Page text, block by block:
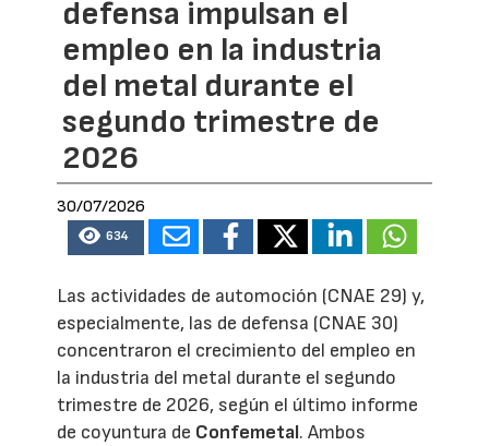
defensa impulsan el
empleo en la industria
del metal durante el
segundo trimestre de
2026
30/07/2026
634
Las actividades de automoción (CNAE 29) y,
especialmente, las de defensa (CNAE 30)
concentraron el crecimiento del empleo en
la industria del metal durante el segundo
trimestre de 2026, según el último informe
de coyuntura de Confemetal. Ambos